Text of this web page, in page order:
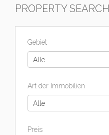
PROPERTY SEARCH
Gebiet
Alle
Art der Immobilien
Alle
Preis